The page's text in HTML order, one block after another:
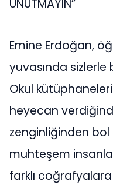
UNUTMAYIN”
Emine Erdoğan,
yuvasında
Okul
heyecan
zenginliğinden
muhteşem
farklı